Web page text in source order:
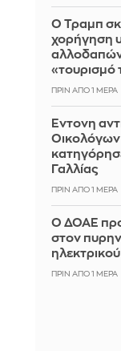
Ο Τραμπ
χορήγηση
αλλοδαπών
«τουρισμό
ΠΡΙΝ ΑΠΌ 1 ΜΈΡΑ
Έντονη
Οικολόγων
Γαλλίας
ΠΡΙΝ ΑΠΌ 1 ΜΈΡΑ
Ο ΔΟΑΕ
στον
ΠΡΙΝ ΑΠΌ 1 ΜΈΡΑ